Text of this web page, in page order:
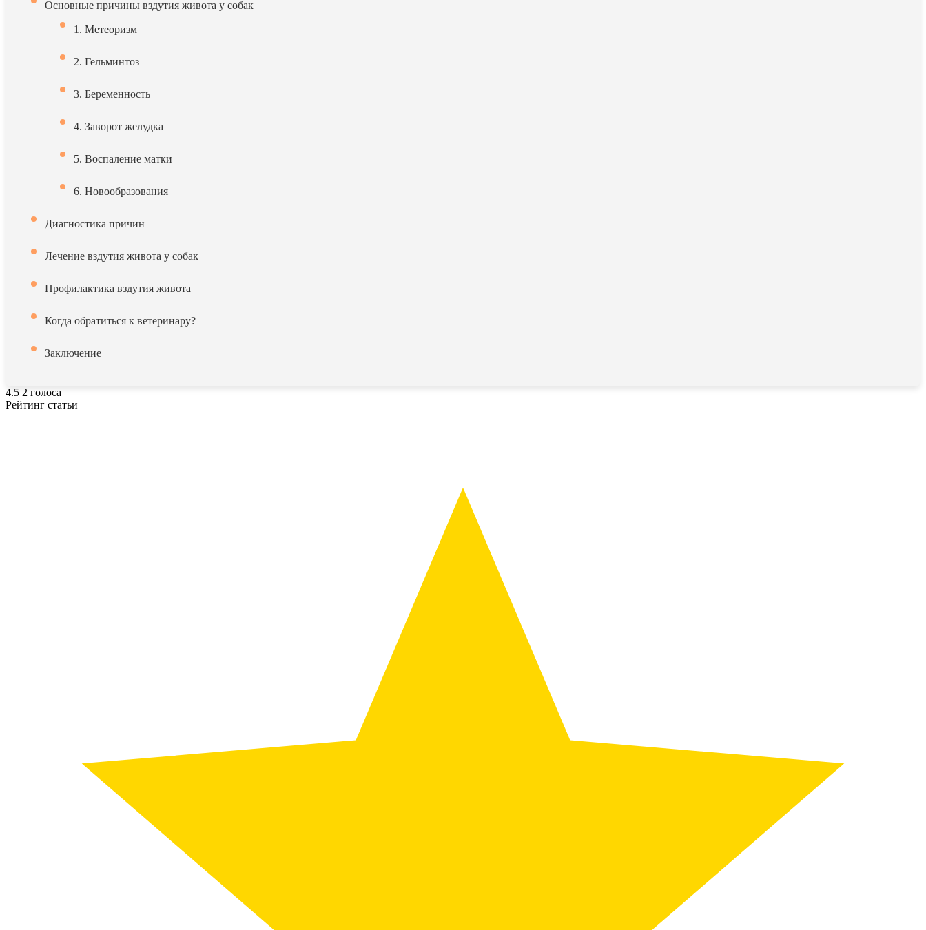
Основные причины вздутия живота у собак
1. Метеоризм
2. Гельминтоз
3. Беременность
4. Заворот желудка
5. Воспаление матки
6. Новообразования
Диагностика причин
Лечение вздутия живота у собак
Профилактика вздутия живота
Когда обратиться к ветеринару?
Заключение
4.5 2 голоса
Рейтинг статьи